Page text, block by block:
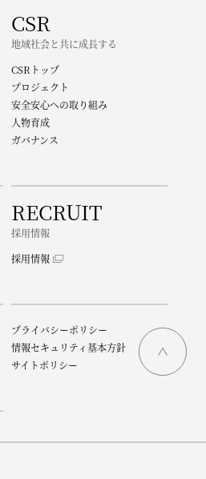
CSR
地域社会と共に成長する
CSRトップ
プロジェクト
安全安心への取り組み
人物育成
ガバナンス
RECRUIT
採用情報
採用情報
プライバシーポリシー
情報セキュリティ基本方針
サイトポリシー